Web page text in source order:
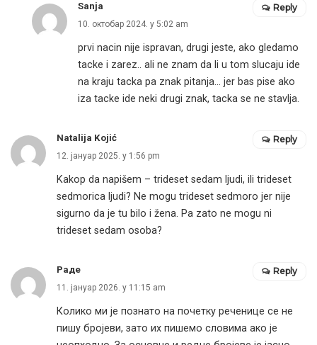
Sanja
10. октобар 2024. у 5:02 am
prvi nacin nije ispravan, drugi jeste, ako gledamo
tacke i zarez.. ali ne znam da li u tom slucaju ide
na kraju tacka pa znak pitanja… jer bas pise ako
iza tacke ide neki drugi znak, tacka se ne stavlja.
Reply
Natalija Kojić
12. јануар 2025. у 1:56 pm
Kakop da napišem – trideset sedam ljudi, ili trideset
sedmorica ljudi? Ne mogu trideset sedmoro jer nije
sigurno da je tu bilo i žena. Pa zato ne mogu ni
trideset sedam osoba?
Reply
Раде
11. јануар 2026. у 11:15 am
Колико ми је познато на почетку реченице се не
пишу бројеви, зато их пишемо словима ако је
Reply